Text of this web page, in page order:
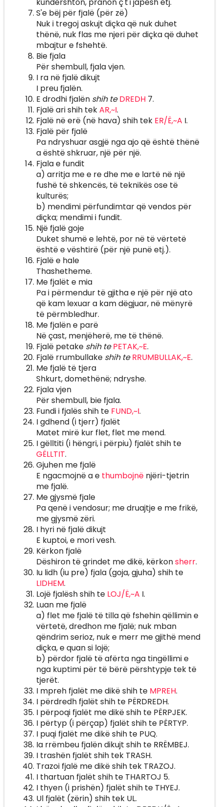
S'e bëj për fjalë (për zë)
Nuk i tregoj askujt diçka që nuk duhet
thënë, nuk flas me njeri për diçka që duhet
mbajtur e fshehtë.
Bie fjala
Për shembull, fjala vjen.
I ra në fjalë dikujt
I preu fjalën.
E drodhi fjalën shih te DREDH7.
Fjalë ari shih tekAR,~I.
Fjalë në erë (në hava) shih tek ER/Ë,~A I.
Fjalë për fjalë
Pa ndryshuar asgjë nga ajo që është thënë
a është shkruar, një për një.
Fjala e fundit
a) arritja me e re dhe me e lartë në një
fushë të shkencës, të teknikës ose të
kulturës;
b) mendimi përfundimtar që vendos për
diçka; mendimi i fundit.
Një fjalë goje
Duket shumë e lehtë, por në të vërtetë
është e vështirë (për një punë etj.).
Fjalë e hale
Thashetheme.
Me fjalët e mia
Pa i përmendur të gjitha e një për një ato
që kam lexuar a kam dëgjuar, në mënyrë
të përmbledhur.
Me fjalën e parë
Në çast, menjëherë, me të thënë.
Fjalë petake shih te PETAK,~E.
Fjalë rrumbullake shih te RRUMBULLAK,~E.
Me fjalë të tjera
Shkurt, domethënë; ndryshe.
Fjala vjen
Për shembull, bie fjala.
Fundi i fjalës shih te FUND,~I.
I gdhend (i tjerr) fjalët
Matet mirë kur flet, flet me mend.
I gëlltiti (i hëngri, i përpiu) fjalët shih te
GËLLTIT.
Gjuhen me fjalë
E ngacmojnë a e thumbojnënjëri-tjetrin
me fjalë.
Me gjysmë fjale
Pa qenë i vendosur; me druajtje e me frikë,
me gjysmë zëri.
I hyri në fjalë dikujt
E kuptoi, e mori vesh.
Kërkon fjalë
Dëshiron të grindet me dikë, kërkonsherr.
Iu lidh (iu pre) fjala (goja, gjuha) shih te
LIDHEM.
Lojë fjalësh shih te LOJ/Ë,~A I.
Luan me fjalë
a) flet me fjalë të tilla që fshehin qëllimin e
vërtetë, dredhon me fjalë; nuk mban
qëndrim serioz, nuk e merr me gjithë mend
diçka, e quan si lojë;
b) përdor fjalë të afërta nga tingëllimi e
nga kuptimi për të bërë përshtypje tek të
tjerët.
I mpreh fjalët me dikë shih te MPREH.
I përdredh fjalët shih te PËRDREDH.
I përpoqi fjalët me dikë shih te PËRPJEK.
I përtyp (i përçap) fjalët shih te PËRTYP.
I puqi fjalët me dikë shih te PUQ.
Ia rrëmbeu fjalën dikujt shih te RRËMBEJ.
I trashën fjalët shih tek TRASH.
Trazoi fjalë me dikë shih tek TRAZOJ.
I thartuan fjalët shih te THARTOJ 5.
I thyen (i prishën) fjalët shih te THYEJ.
Ul fjalët (zërin) shih tek UL.